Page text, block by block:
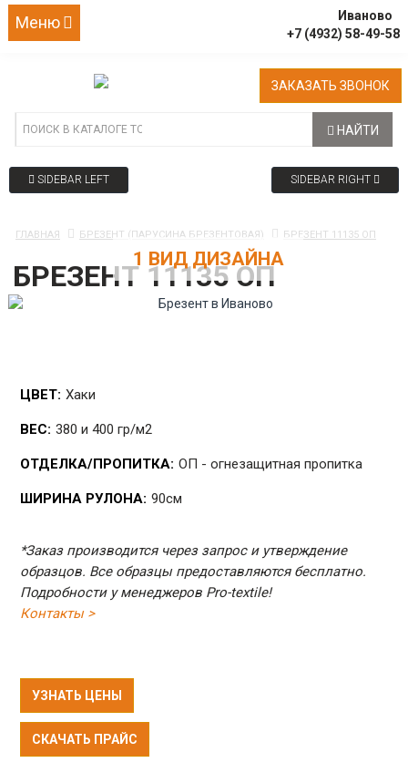
Иваново
+7 (4932) 58-49-58
НАЙТИ
ЗАКАЗАТЬ ЗВОНОК
Меню
SIDEBAR LEFT SIDEBAR RIGHT
ГЛАВНАЯ БРЕЗЕНТ (ПАРУСИНА БРЕЗЕНТОВАЯ) БРЕЗЕНТ 11135 ОП
БРЕЗЕНТ 11135 ОП
1 ВИД ДИЗАЙНА
ЦВЕТ: Хаки
ВЕС: 380 и 400 гр/м2
ОТДЕЛКА/ПРОПИТКА: ОП - огнезащитная пропитка
ШИРИНА РУЛОНА: 90см
*Заказ производится через запрос и утверждение
образцов. Все образцы предоставляются бесплатно.
Подробности у менеджеров Pro-textile!
Контакты >
УЗНАТЬ ЦЕНЫ
СКАЧАТЬ ПРАЙС